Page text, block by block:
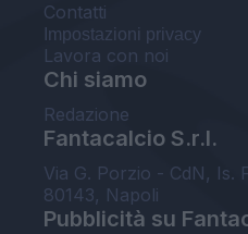
Contatti
Impostazioni privacy
Lavora con noi
Chi siamo
Redazione
Fantacalcio S.r.l.
Via G. Porzio - CdN, Is.
80143, Napoli
Pubblicità su